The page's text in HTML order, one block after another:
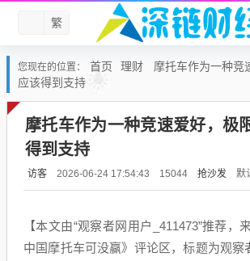
繁
您现在的位置： 首页 理财
摩托车作为一种竞
应该得到支持
摩托车作为一种竞速爱好，极
得到支持
访客 2026-06-24 17:54:43 15044 抢沙发 默
【本文由“观察者网用户_411473”推荐，
中国摩托车可没赢》评论区，标题为观察